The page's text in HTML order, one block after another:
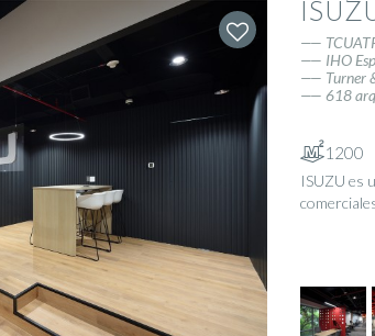
IHO
Turner
618
1200
ISUZU es